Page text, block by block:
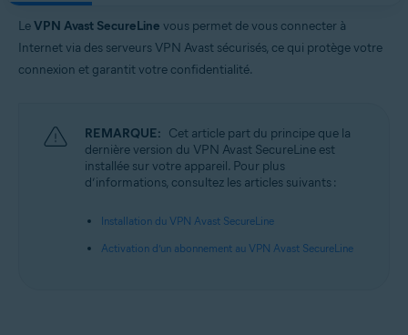
Apple iOS 14.0 ou versions ultérieures
LeVPN Avast SecureLine vous permet de vous connecter à
Internet via des serveurs VPN Avast sécurisés, ce qui protège votre
connexion et garantit votre confidentialité.
REMARQUE: Cet article part du principe que la
dernière version du VPN Avast SecureLine est
installée sur votre appareil. Pour plus
d’informations, consultez les articles suivants :
Installation du VPN Avast SecureLine
Activation d’un abonnement au VPN Avast SecureLine